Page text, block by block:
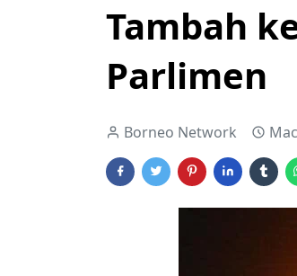
Tambah
Parlimen
Borneo Network